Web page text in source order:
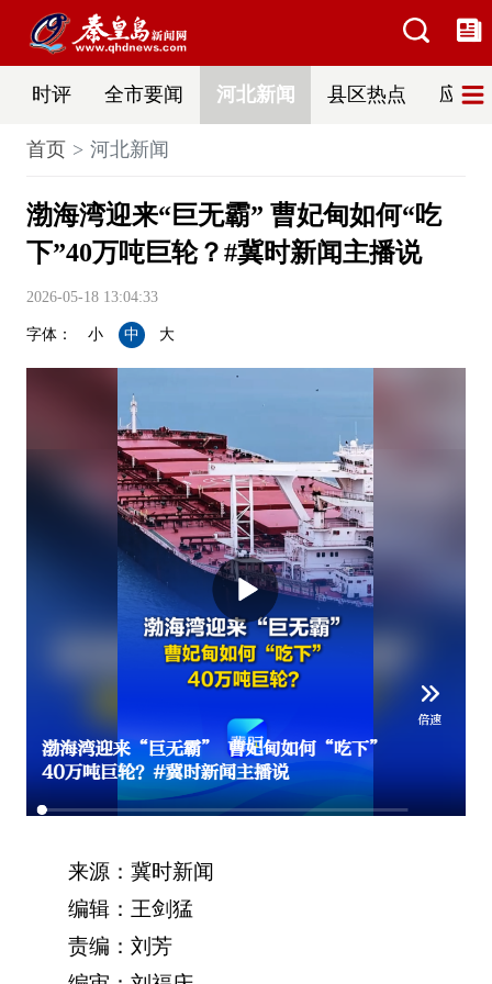
时评 全市要闻 河北新闻 县区热点 应急
首页 河北新闻
渤海湾迎来“巨无霸” 曹妃甸如何“吃
下”40万吨巨轮？#冀时新闻主播说
2026-05-18 13:04:33
字体： 小 中 大
来源：冀时新闻
编辑：王剑猛
责编：刘芳